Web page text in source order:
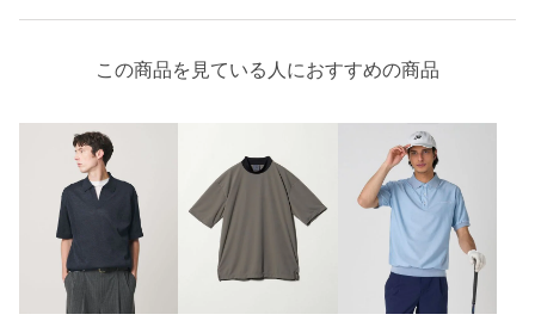
この商品を見ている人におすすめの商品